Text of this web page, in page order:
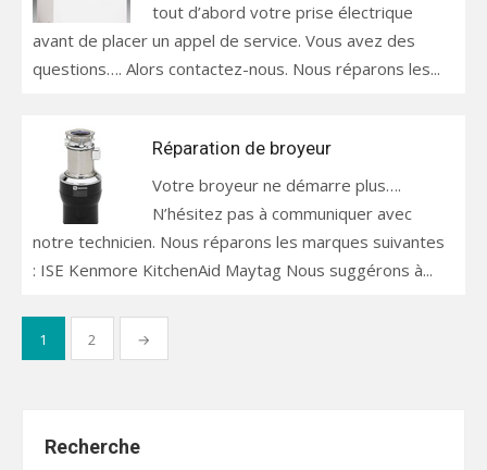
tout d’abord votre prise électrique
avant de placer un appel de service. Vous avez des
questions…. Alors contactez-nous. Nous réparons les...
Réparation de broyeur
Votre broyeur ne démarre plus….
N’hésitez pas à communiquer avec
notre technicien. Nous réparons les marques suivantes
: ISE Kenmore KitchenAid Maytag Nous suggérons à...
Pagination
des
1 2 →
Recherche